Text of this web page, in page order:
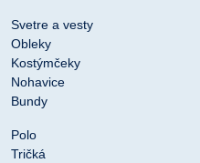
Svetre a vesty
Obleky
Kostýmčeky
Nohavice
Bundy
Polo
Tričká